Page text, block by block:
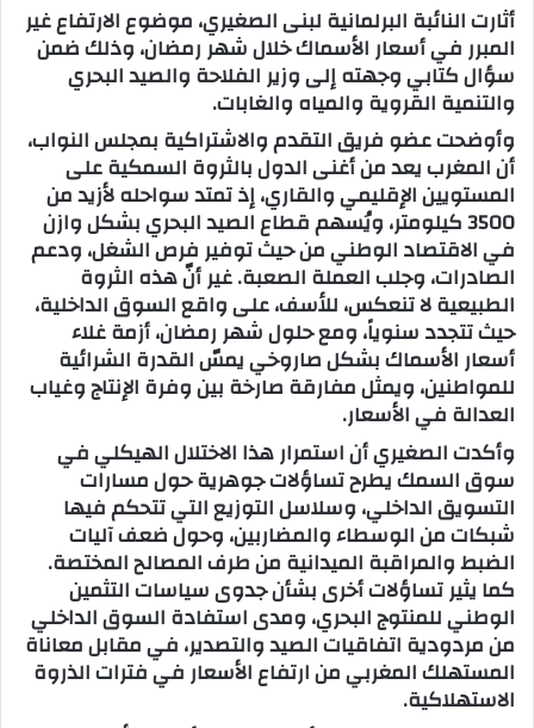
ل
ب
ر
ي
د
ا
إ
ل
ك
ت
ر
و
ن
ي
ا
أثارت النائبة البرلمانية لبنى الصغيري، موضوع الارتفاع غير
المبرر في أسعار الأسماك خلال شهر رمضان، وذلك ضمن
سؤال كتابي وجهته إلى وزير الفلاحة والصيد البحري
والتنمية القروية والمياه والغابات.
وأوضحت عضو فريق التقدم والاشتراكية بمجلس النواب،
أن المغرب يعد من أغنى الدول بالثروة السمكية على
المستويين الإقليمي والقاري، إذ تمتد سواحله لأزيد من
3500 كيلومتر، ويُسهم قطاع الصيد البحري بشكل وازن
في الاقتصاد الوطني من حيث توفير فرص الشغل، ودعم
الصادرات، وجلب العملة الصعبة. غير أنّ هذه الثروة
الطبيعية لا تنعكس، للأسف، على واقع السوق الداخلية،
حيث تتجدد سنوياً، ومع حلول شهر رمضان، أزمة غلاء
أسعار الأسماك بشكل صاروخي يمسّ القدرة الشرائية
للمواطنين، ويمثل مفارقة صارخة بين وفرة الإنتاج وغياب
العدالة في الأسعار.
وأكدت الصغيري أن استمرار هذا الاختلال الهيكلي في
سوق السمك يطرح تساؤلات جوهرية حول مسارات
التسويق الداخلي، وسلاسل التوزيع التي تتحكم فيها
شبكات من الوسطاء والمضاربين، وحول ضعف آليات
الضبط والمراقبة الميدانية من طرف المصالح المختصة.
كما يثير تساؤلات أخرى بشأن جدوى سياسات التثمين
الوطني للمنتوج البحري، ومدى استفادة السوق الداخلي
من مردودية اتفاقيات الصيد والتصدير، في مقابل معاناة
المستهلك المغربي من ارتفاع الأسعار في فترات الذروة
الاستهلاكية.